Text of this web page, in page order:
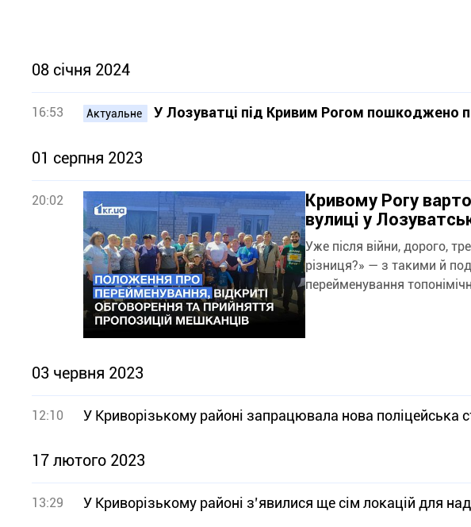
08 січня 2024
16:53 Актуальне У Лозуватці під Кривим Рогом пошкоджено
01 серпня 2023
20:02
Кривому Рогу
вулиці у
Уже після війни, дорого,
різниця?» — з такими й
перейменування
03 червня 2023
12:10 У Криворізькому районі запрацювала нова поліцейська
17 лютого 2023
13:29 У Криворізькому районі з’явилися ще сім локацій для